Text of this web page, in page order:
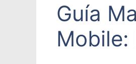
Guía
Mobile: